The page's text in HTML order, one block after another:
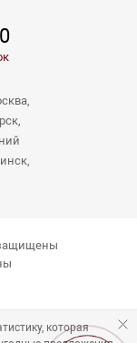
защищены
которая